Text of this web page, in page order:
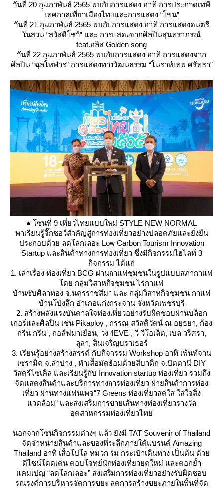
วันที่ 20 กุมภาพันธ์ 2565 พบกับการแสดง อาทิ การประกวดเทพี
เทศกาลเที่ยวเมืองไทยและการแสดง “โขน”
วันที่ 21 กุมภาพันธ์ 2565 พบกับการแสดง อาทิ การแสดงดนตรี
นสวน “สวัสดีโชว์” และ การแสดงจากศิลปินสุนทราภรณ์
feat.อลิส Golden song
วันที่ 22 กุมภาพันธ์ 2565 พบกับการแสดง อาทิ การแสดงจาก
ศิลปิน “ฉุลโหฬาร” การแสดงทางวัฒนธรรม “โนราห์เทพ ศรัทธา”
● โซนที่ 9 เที่ยวไทยแบบใหม่ STYLE NEW NORMAL
พาเรียนรู้จิ๊กซอว์สำคัญสู่การท่องเที่ยวอย่างปลอดภัยและยั่งยืน
ประกอบด้วย ลดโลกเลอะ Low Carbon Tourism Innovation
Startup และสินค้าทางการท่องเที่ยว ซึ่งมีกิจกรรมไฮไลท์ 3
กิจกรรม ได้แก่
1. เล่าเรื่อง ท่องเที่ยว BCG ผ่านกาแฟชุมชนในรูปแบบสภากาแฟ
ดย กลุ่มวิสาหกิจชุมชน ไร่กาแฟ
บ้านซับศิลาทอง จ.นครราชสีมา และ กลุ่มวิสาหกิจชุมชน กาแฟ
บ้านโป่งลึก อำเภอแก่งกระจาน จังหวัดเพชรบุรี
2. สร้างพลังแรงบันดาลใจท่องเที่ยวอย่างรับผิดชอบผ่านบล็อก
เกอร์และศิลปิน เช่น Pikaploy , กรรณ สวัสดิวัตน์ ณ อยุธยา, ก้อง
กรีน กรีน , กอล์ฟมาเยือน, วง 4EVE , วี วีโอเล็ต, เบล วริศรา,
ลุลา, สินเจริญบราเธอร์
3. เรียนรู้อย่างสร้างสรรค์ กับกิจกรรม Workshop อาทิ เพ้นท์จาน
เซรามิค จ.ลำปาง , ทำเสื้อมัดย้อมด้วยสีบาติก จ.ปัตตานี DIY
วัสดุรีไซเคิล และเรียนรู้กับ Innovation startup ท่องเที่ยว รวมถึง
จัดแสดงสินค้าและบริการทางการท่องเที่ยว ฝ่ายสินค้าการท่อง
เที่ยว ผ่านทางแฟนเพจ“7 Greens ท่องเที่ยวสดใส ใส่ใจสิ่ง
วดล้อม” และส่งเสริมการขายเส้นทางท่องเที่ยวรางวัล
อุตสาหกรรมท่องเที่ยวไท
นอกจากโซนกิจกรรมต่างๆ แล้ว ยังมี TAT Souvenir of Thailand
จัดจำหน่ายสินค้าและของที่ระลึกภายใต้แบรนด์ Amazing
Thailand อาทิ เสื้อโปโล หมวก ร่ม กระเป๋าเดินทาง เป็นต้น ด้ว
ดีไซน์โดดเด่น ตอบโจทย์นักท่องเที่ยวยุคใหม่ และตอกย้ำ
คมเปญ “ลดโลกเลอะ” ส่งเสริมการท่องเที่ยวอย่างรับผิดชอบ
รณรงค์การบริหารจัดการขยะ ลดการสร้างขยะภายในพื้นที่จัด